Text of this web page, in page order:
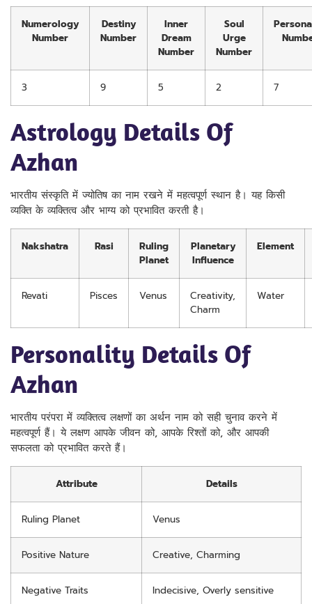
Numerology
Number
Destiny
Number
Inner
Dream
Number
Soul
Urge
Number
3 9 5 2 7
Astrology Details Of
Azhan
भारतीय संस्कृति में ज्योतिष का नाम रखने में महत्वपूर्ण स्थान है। यह किसी
व्यक्ति के व्यक्तित्व और भाग्य को प्रभावित करती है।
Nakshatra Rasi
Ruling
Planet
Planetary
Influence
Element
Revati Pisces Venus
Creativity,
Charm
Water
Personality Details Of
Azhan
भारतीय परंपरा में व्यक्तित्व लक्षणों का अर्थन नाम को सही चुनाव करने में
महत्वपूर्ण हैं। ये लक्षण आपके जीवन को, आपके रिश्तों को, और आपकी
सफलता को प्रभावित करते हैं।
Attribute Details
Ruling Planet Venus
Positive Nature Creative, Charming
Negative Traits Indecisive, Overly sensitive